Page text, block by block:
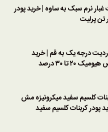
غبار نرم سبک به ساوه | خرید پودر
پرلیت
لئوناردیت درجه یک به قم | خرید
۲۰ تا ۳۰ درصد
تن کربنات کلسیم سفید میکرونیزه مش